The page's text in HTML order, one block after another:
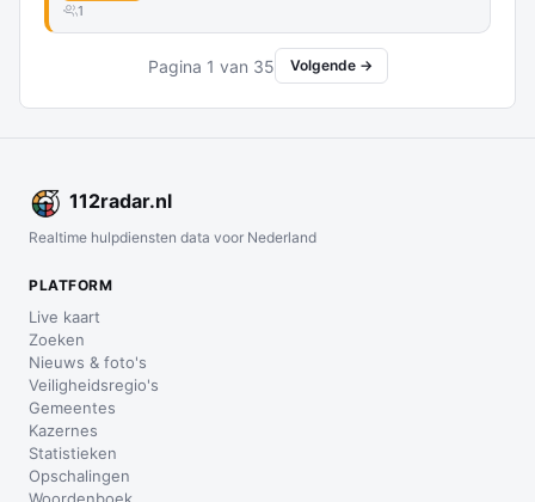
1
Pagina 1 van 35 Volgende →
112radar.nl
Realtime hulpdiensten data voor Nederland
PLATFORM
Live kaart
Zoeken
Nieuws & foto's
Veiligheidsregio's
Gemeentes
Kazernes
Statistieken
Opschalingen